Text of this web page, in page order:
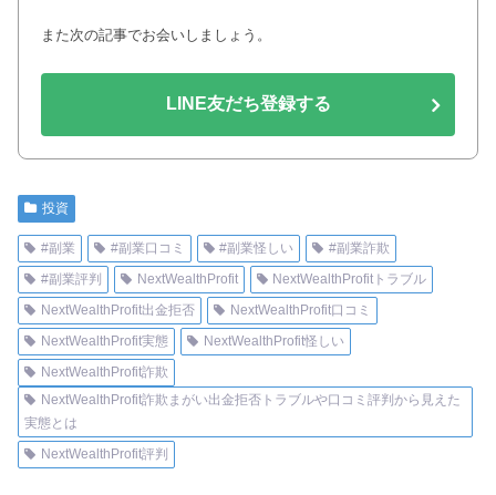
また次の記事でお会いしましょう。
LINE友だち登録する
投資
#副業 #副業口コミ #副業怪しい
#副業詐欺
#副業評判
NextWealthProfit
NextWealthProfitトラブル
NextWealthProfit出金拒否
NextWealthProfit口コミ
NextWealthProfit実態
NextWealthProfit怪しい
NextWealthProfit詐欺
NextWealthProfit詐欺まがい出金拒否トラブルや口コミ評判から見えた
実態とは
NextWealthProfit評判